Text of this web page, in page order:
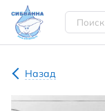
Назад